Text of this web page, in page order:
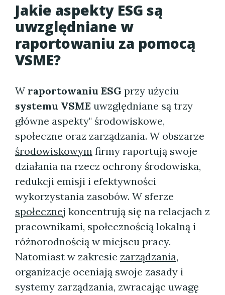
Jakie aspekty ESG są
uwzględniane w
raportowaniu za pomocą
VSME?
W raportowaniu ESG przy użyciu
systemu VSME uwzględniane są trzy
główne aspekty" środowiskowe,
społeczne oraz zarządzania. W obszarze
środowiskowym firmy raportują swoje
działania na rzecz ochrony środowiska,
redukcji emisji i efektywności
wykorzystania zasobów. W sferze
społecznej koncentrują się na relacjach z
pracownikami, społecznością lokalną i
różnorodnością w miejscu pracy.
Natomiast w zakresie zarządzania,
organizacje oceniają swoje zasady i
systemy zarządzania, zwracając uwagę